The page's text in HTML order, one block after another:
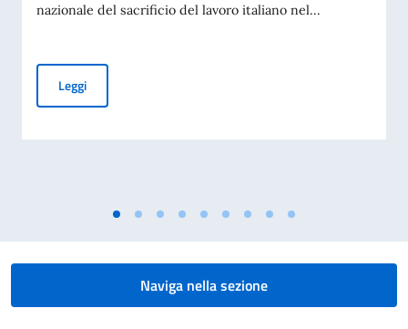
nazionale del sacrificio del lavoro italiano nel...
LeggiGiornata nazionale del sacrificio del lavoro italiano nel
Naviga nella sezione